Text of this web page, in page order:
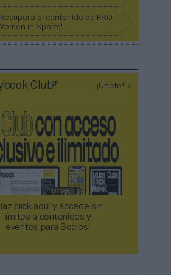
el contenido de PRO
in Sports!
Club2P ¡Únete!
click aquí y accede sin
límites a contenidos y
eventos para Socios!​​​​​​​